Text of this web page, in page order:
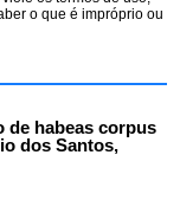
o que é impróprio ou
de habeas corpus
dos Santos,